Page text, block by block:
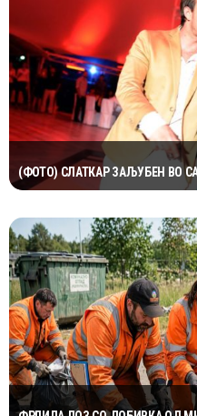
(ФОТО) СЛАТКАР ЗАЉУБЕН ВО